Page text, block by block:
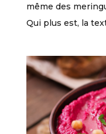
même des
Qui plus est, la